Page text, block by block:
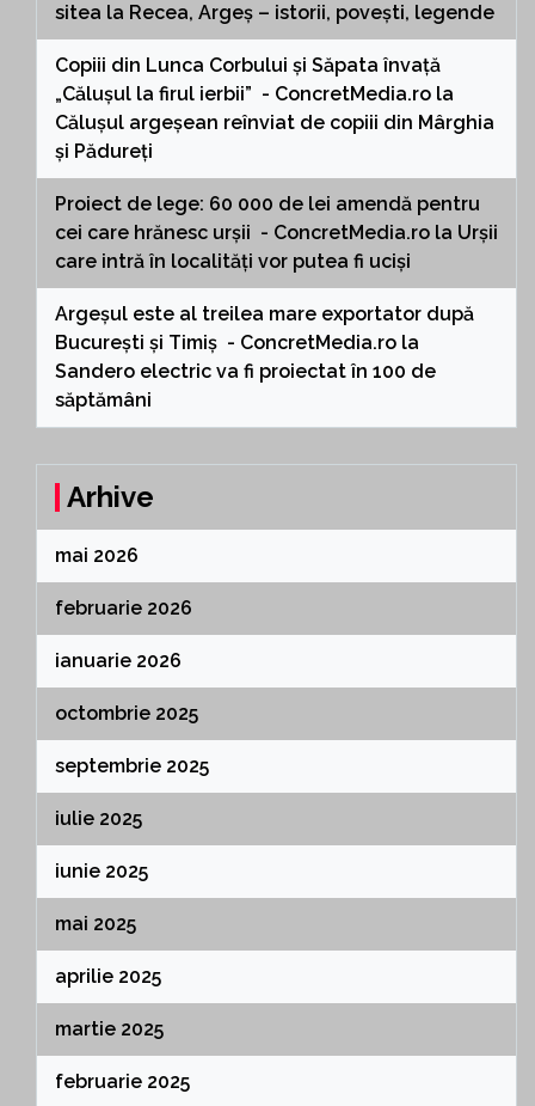
sitea la Recea, Argeș – istorii, povești, legende
Copiii din Lunca Corbului și Săpata învață
„Călușul la firul ierbii” - ConcretMedia.ro la
Călușul argeșean reînviat de copiii din Mârghia
și Pădureți
Proiect de lege: 60 000 de lei amendă pentru
cei care hrănesc urșii - ConcretMedia.ro la Urșii
care intră în localități vor putea fi uciși
Argeșul este al treilea mare exportator după
București și Timiș - ConcretMedia.ro la
Sandero electric va fi proiectat în 100 de
săptămâni
Arhive
mai 2026
februarie 2026
ianuarie 2026
octombrie 2025
septembrie 2025
iulie 2025
iunie 2025
mai 2025
aprilie 2025
martie 2025
februarie 2025